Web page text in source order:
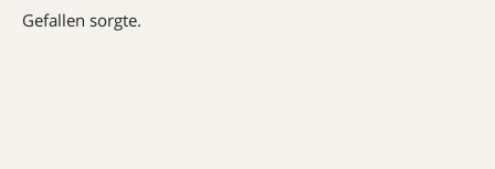
Gefallen sorgte.